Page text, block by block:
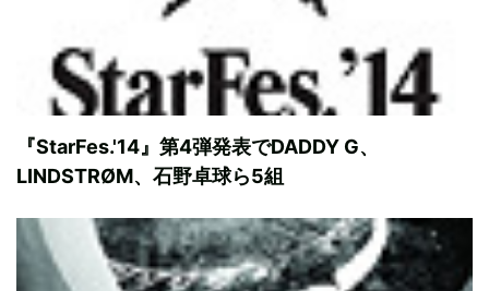
『StarFes.'14』第4弾発表でDADDY G、
LINDSTRØM、石野卓球ら5組